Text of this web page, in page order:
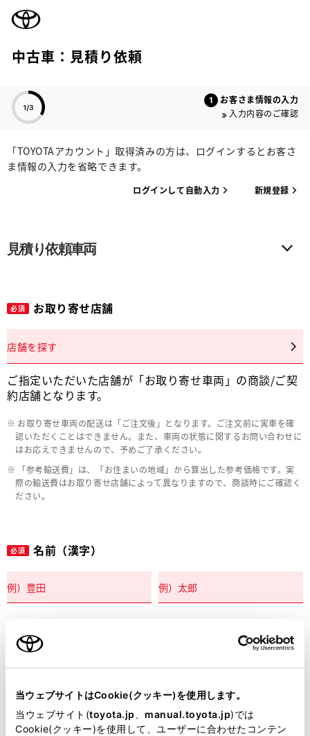
当ウェブサイトはCookie(クッキー)を使用します。
当ウェブサイト(toyota.jp manual.toyota.jp)では
Cookie(クッキー)を使用して、ユーザーに合わせたコンテン
中古車：見積り依頼
お客さま情報の入力
入力内容のご確認
「TOYOTAアカウント」取得済みの方は、ログインするとお客さ
ま情報の入力を省略できます。
ログインして自動入力 新規登録
見積り依頼車両
必須 お取り寄せ店舗
店舗を探す
ご指定いただいた店舗が「お取り寄せ車両」の商談/ご契
約店舗となります。
お取り寄せ車両の配送は「ご注文後」となります。ご注文前に実車を確
認いただくことはできません。また、車両の状態に関するお問い合わせに
はお応えできませんので、予めご了承ください。
「参考輸送費」は、「お住まいの地域」から算出した参考価格です。実
際の輸送費はお取り寄せ店舗によって異なりますので、商談時にご確認く
ださい。
必須 名前（漢字）
必須 名前（カナ）